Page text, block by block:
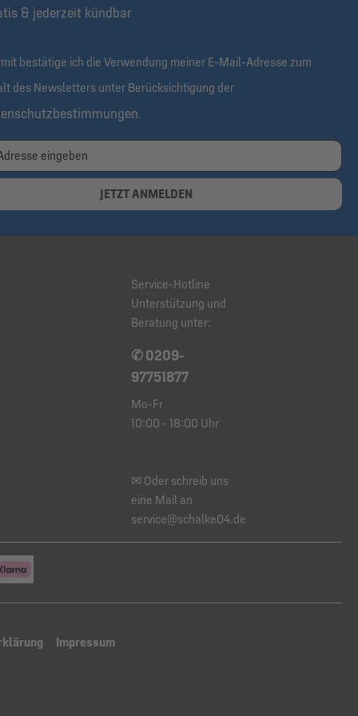
& jederzeit kündbar
bestätige ich die Verwendung meiner E-Mail-Adresse zum
des Newsletters unter Berücksichtigung der
.
JETZT ANMELDEN
Service-Hotline
Unterstützung und
Beratung unter:
✆ 0209-
97751877
Mo-Fr
10:00 - 18:00 Uhr
✉ Oder schreib uns
eine Mail an
service@schalke04.de
Impressum